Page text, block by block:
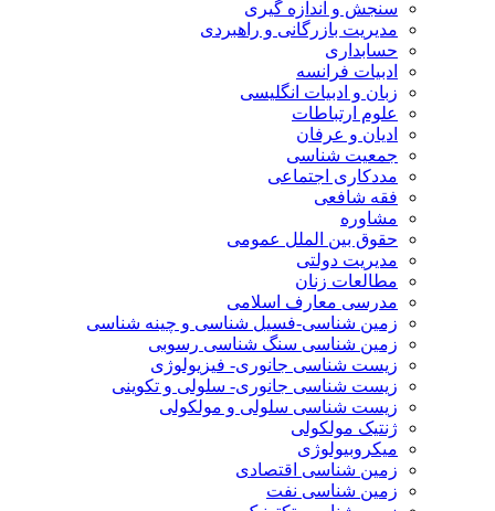
سنجش و اندازه گیری
مدیریت بازرگانی و راهبردی
حسابداری
ادبیات فرانسه
زبان و ادبیات انگلیسی
علوم ارتباطات
ادیان و عرفان
جمعیت شناسی
مددکاری اجتماعی
فقه شافعی
مشاوره
حقوق بین الملل عمومی
مدیریت دولتی
مطالعات زنان
مدرسی معارف اسلامی
زمین شناسی-فسیل شناسی و چینه شناسی
زمین شناسی سنگ شناسی رسوبی
زیست شناسی جانوری- فیزیولوژی
زیست شناسی جانوری- سلولی و تکوینی
زیست شناسی سلولی و مولکولی
ژنتیک مولکولی
میکروبیولوژی
زمین شناسی اقتصادی
زمین شناسی نفت